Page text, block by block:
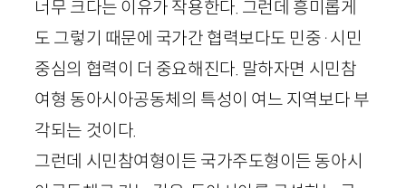
너무 크다는 이유가 작용한다. 그런데 흥미롭게
도 그렇기 때문에 국가간 협력보다도 민중·시민
중심의 협력이 더 중요해진다. 말하자면 시민참
여형 동아시아공동체의 특성이 여느 지역보다 부
각되는 것이다.
그런데 시민참여형이든 국가주도형이든 동아시